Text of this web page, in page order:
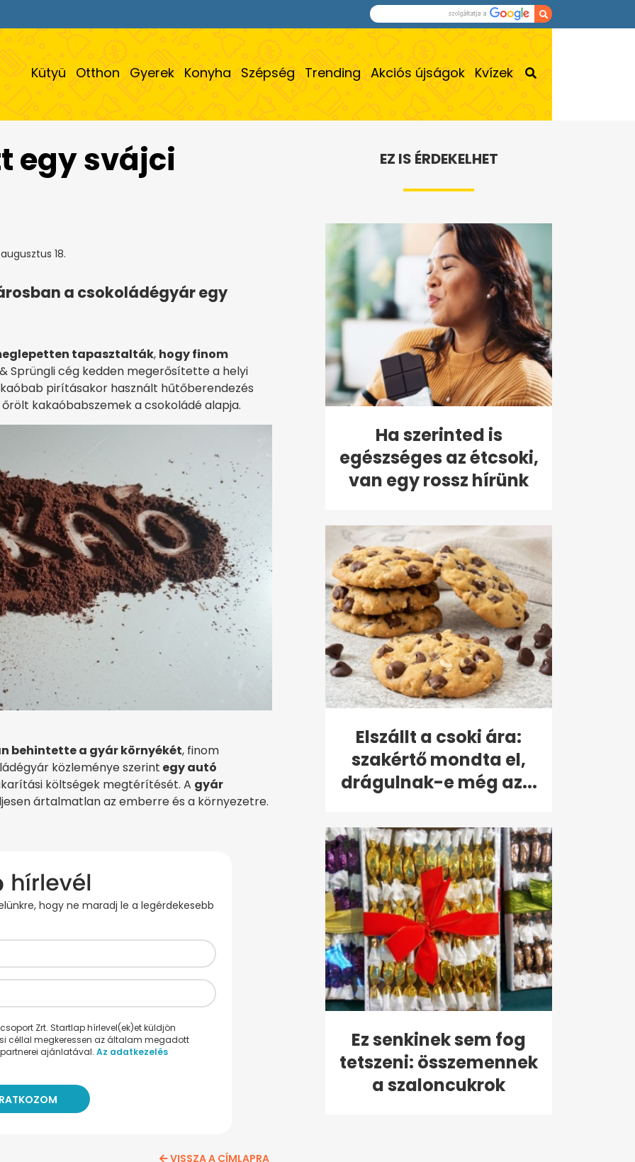
Kütyü Otthon Gyerek Konyha Szépség Trending Akciós újságok Kvízek
egy svájci
18.
a csokoládégyár egy
tapasztalták, hogy finom
& Sprüngli cég kedden megerősítette a helyi
pirításakor használt hűtőberendezés
őrölt kakaóbabszemek a csokoládé alapja.
behintette a gyár környékét, finom
közleménye szerint egy autó
költségek megtérítését. A gyár
ártalmatlan az emberre és a környezetre.
hogy ne maradj le a legérdekesebb
Zrt. Startlap hírlevel(ek)et küldjön
céllal megkeressen az általam megadott
ajánlatával. Az adatkezelés
VISSZA A CÍMLAPRA
EZ IS ÉRDEKELHET
Ha szerinted is
egészséges az étcsoki,
van egy rossz hírünk
Elszállt a csoki ára:
szakértő mondta el,
drágulnak-e még az...
Ez senkinek sem fog
tetszeni: összemennek
a szaloncukrok